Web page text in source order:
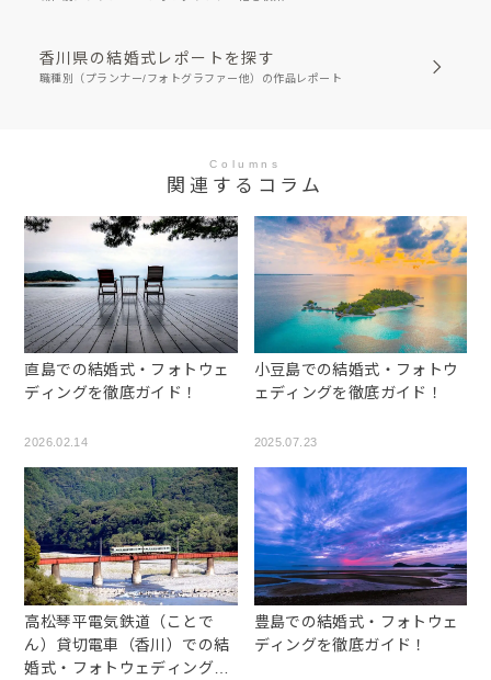
香川県の結婚式レポートを探す
職種別（プランナー/フォトグラファー他）の作品レポート
Columns
関連するコラム
直島での結婚式・フォトウェ
ディングを徹底ガイド！
2026.02.14
小豆島での結婚式・フォトウ
ェディングを徹底ガイド！
2025.07.23
高松琴平電気鉄道（ことで
ん）貸切電車（香川）での結
婚式・フォトウェディングを
豊島での結婚式・フォトウェ
ディングを徹底ガイド！